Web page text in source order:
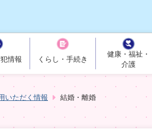
情報 くらし・手続き
健康・福祉・
介護
いただく情報 結婚・離婚